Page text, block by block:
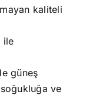
kaliteli
ile
güneş
soğukluğa ve